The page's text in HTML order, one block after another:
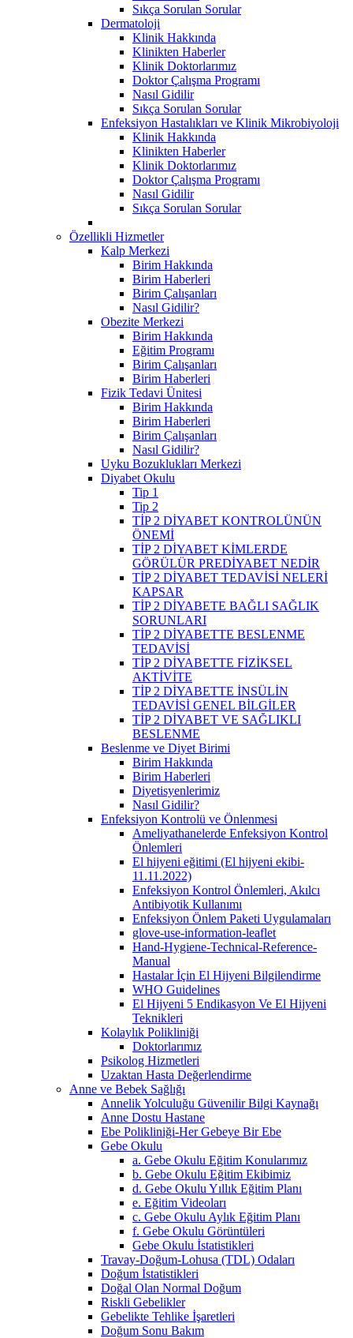
Sıkça Sorulan Sorular
Dermatoloji
Klinik Hakkında
Klinikten Haberler
Klinik Doktorlarımız
Doktor Çalışma Programı
Nasıl Gidilir
Sıkça Sorulan Sorular
Enfeksiyon Hastalıkları ve Klinik Mikrobiyoloji
Klinik Hakkında
Klinikten Haberler
Klinik Doktorlarımız
Doktor Çalışma Programı
Nasıl Gidilir
Sıkça Sorulan Sorular
Özellikli Hizmetler
Kalp Merkezi
Birim Hakkında
Birim Haberleri
Birim Çalışanları
Nasıl Gidilir?
Obezite Merkezi
Birim Hakkında
Eğitim Programı
Birim Çalışanları
Birim Haberleri
Fizik Tedavi Ünitesi
Birim Hakkında
Birim Haberleri
Birim Çalışanları
Nasıl Gidilir?
Uyku Bozuklukları Merkezi
Diyabet Okulu
Tip 1
Tip 2
TİP 2 DİYABET KONTROLÜNÜN
ÖNEMİ
TİP 2 DİYABET KİMLERDE
GÖRÜLÜR PREDİYABET NEDİR
TİP 2 DİYABET TEDAVİSİ NELERİ
KAPSAR
TİP 2 DİYABETE BAĞLI SAĞLIK
SORUNLARI
TİP 2 DİYABETTE BESLENME
TEDAVİSİ
TİP 2 DİYABETTE FİZİKSEL
AKTİVİTE
TİP 2 DİYABETTE İNSÜLİN
TEDAVİSİ GENEL BİLGİLER
TİP 2 DİYABET VE SAĞLIKLI
BESLENME
Beslenme ve Diyet Birimi
Birim Hakkında
Birim Haberleri
Diyetisyenlerimiz
Nasıl Gidilir?
Enfeksiyon Kontrolü ve Önlenmesi
Ameliyathanelerde Enfeksiyon Kontrol
Önlemleri
El hijyeni eğitimi (El hijyeni ekibi-
11.11.2022)
Enfeksiyon Kontrol Önlemleri, Akılcı
Antibiyotik Kullanımı
Enfeksiyon Önlem Paketi Uygulamaları
glove-use-information-leaflet
Hand-Hygiene-Technical-Reference-
Manual
Hastalar İçin El Hijyeni Bilgilendirme
WHO Guidelines
El Hijyeni 5 Endikasyon Ve El Hijyeni
Teknikleri
Kolaylık Polikliniği
Doktorlarımız
Psikolog Hizmetleri
Uzaktan Hasta Değerlendirme
Anne ve Bebek Sağlığı
Annelik Yolculuğu Güvenilir Bilgi Kaynağı
Anne Dostu Hastane
Ebe Polikliniği-Her Gebeye Bir Ebe
Gebe Okulu
a. Gebe Okulu Eğitim Konularımız
b. Gebe Okulu Eğitim Ekibimiz
d. Gebe Okulu Yıllık Eğitim Planı
e. Eğitim Videoları
c. Gebe Okulu Aylık Eğitim Planı
f. Gebe Okulu Görüntüleri
Gebe Okulu İstatistikleri
Travay-Doğum-Lohusa (TDL) Odaları
Doğum İstatistikleri
Doğal Olan Normal Doğum
Riskli Gebelikler
Gebelikte Tehlike İşaretleri
Doğum Sonu Bakım